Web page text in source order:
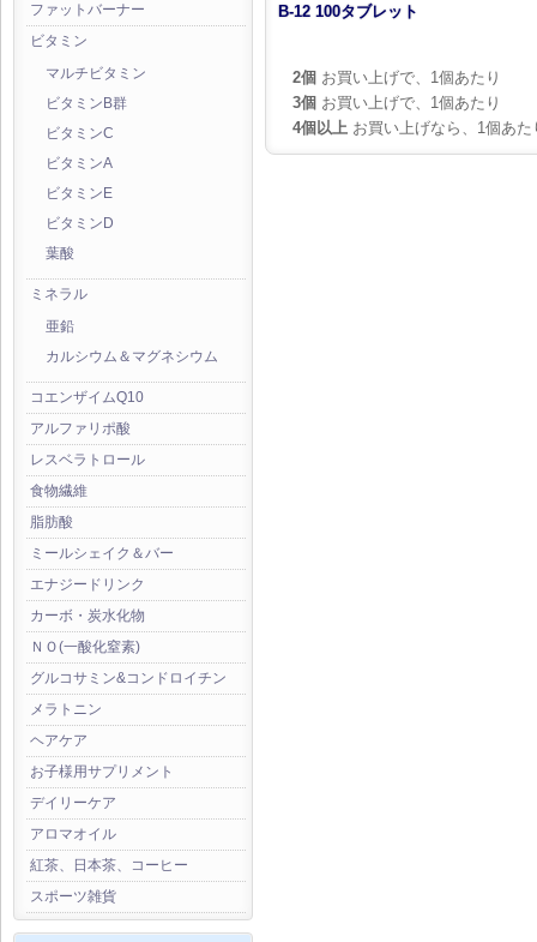
ファットバーナー
ビタミン
マルチビタミン
ビタミンB群
ビタミンC
ビタミンA
ビタミンE
ビタミンD
葉酸
ミネラル
亜鉛
カルシウム＆マグネシウム
コエンザイムQ10
アルファリポ酸
レスベラトロール
食物繊維
脂肪酸
ミールシェイク＆バー
エナジードリンク
カーボ・炭水化物
ＮＯ(一酸化窒素)
グルコサミン&コンドロイチン
メラトニン
ヘアケア
お子様用サプリメント
デイリーケア
アロマオイル
紅茶、日本茶、コーヒー
スポーツ雑貨
B-12 100タブレット
2個 お買い上げで、1個あたり
3個 お買い上げで、1個あたり
4個以上 お買い上げなら、1個あた